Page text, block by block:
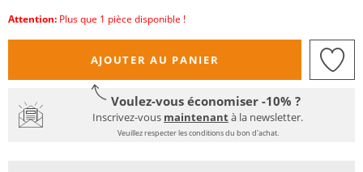
Attention: Plus que 1 pièce disponible !
AJOUTER AU PANIER
Voulez-vous économiser -10% ?
Inscrivez-vous maintenantà la newsletter.
Veuillez respecter les conditions du bon d'achat.